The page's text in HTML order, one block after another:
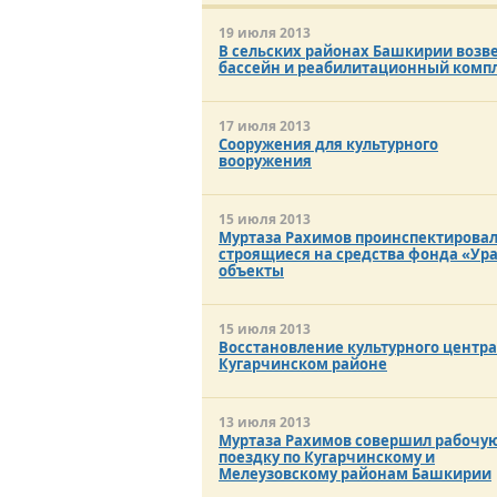
19 июля 2013
В сельских районах Башкирии
бассейн и реабилитационный
17 июля 2013
Сооружения для культурного
вооружения
15 июля 2013
Муртаза Рахимов проинспектировал
строящиеся на средства фонда
объекты
15 июля 2013
Восстановление культурного
Кугарчинском районе
13 июля 2013
Муртаза Рахимов совершил
поездку по Кугарчинскому и
Мелеузовскому районам Башкирии